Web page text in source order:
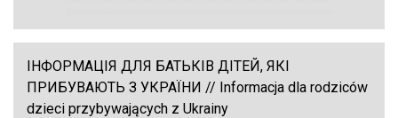
ІНФОРМАЦІЯ ДЛЯ БАТЬКІВ ДІТЕЙ, ЯКІ
ПРИБУВАЮТЬ З УКРАЇНИ // Informacja dla rodziców
dzieci przybywających z Ukrainy